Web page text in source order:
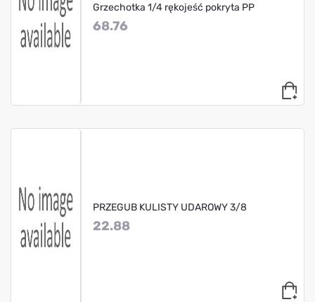
Grzechotka 1/4 rękojeść pokryta PP
68.76
PRZEGUB KULISTY UDAROWY 3/8
22.88